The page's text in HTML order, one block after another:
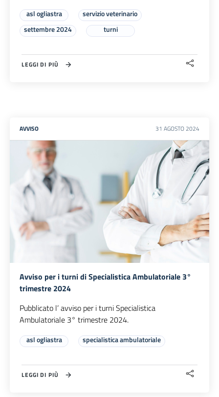
asl ogliastra
servizio veterinario
settembre 2024
turni
LEGGI DI PIÙ
AVVISO 31 AGOSTO 2024
Avviso per i turni di Specialistica Ambulatoriale 3°
trimestre 2024
Pubblicato l’ avviso per i turni Specialistica
Ambulatoriale 3° trimestre 2024.
asl ogliastra specialistica ambulatoriale
LEGGI DI PIÙ